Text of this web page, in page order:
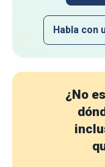
Habla con
¿No